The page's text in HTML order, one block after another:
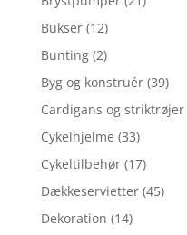
Bukser (12)
Bunting (2)
Byg og konstruér (39)
Cardigans og striktrøjer
Cykelhjelme (33)
Cykeltilbehør (17)
Dækkeservietter (45)
Dekoration (14)